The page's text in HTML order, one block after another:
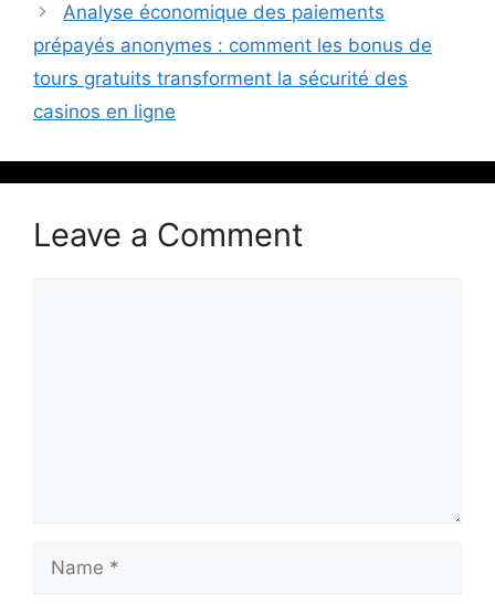
Analyse économique des paiements
prépayés anonymes : comment les bonus de
tours gratuits transforment la sécurité des
casinos en ligne
Leave a Comment